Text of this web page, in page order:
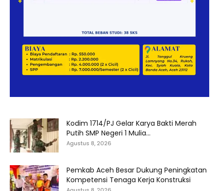
Kodim 1714/PJ Gelar Karya Bakti Merah
Putih SMP Negeri 1 Mulia...
Agustus 8, 2026
Pemkab Aceh Besar Dukung Peningkatan
Kompetensi Tenaga Kerja Konstruksi